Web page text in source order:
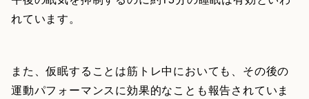
れています。
また、仮眠することは筋トレ中においても、その後の
運動パフォーマンスに効果的なことも報告されていま